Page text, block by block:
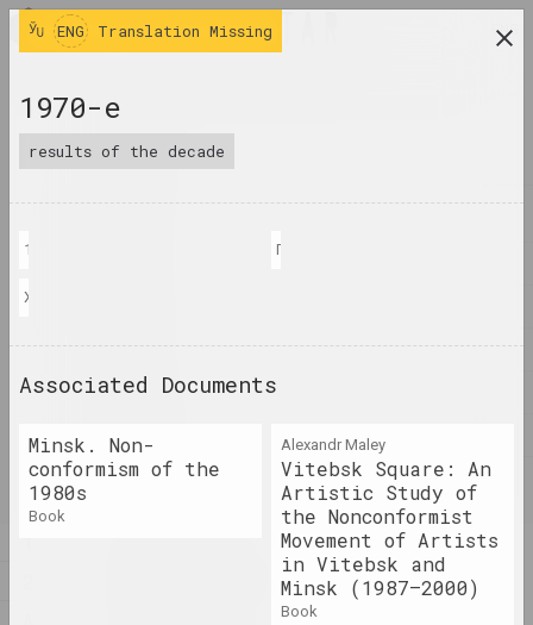
art
JOURNAL
EVENTS
ARTWORKS
DOCUMENTS
INFO
ENG
1902 год
results of the year
ENG Translation Missing
1970-е
results of the decade
15 сентября 1974 года на пустыре в Беляево под Москвой власти
Петр Машеров в Мемориальном
Художник Гавриил Ващенко в своей мастерской, 1977 год
Associated Documents
Minsk. Non-
conformism of the
1980s
book
Alexandr Maley
Vitebsk Square: An
Artistic Study of
the Nonconformist
Movement of Artists
in Vitebsk and
Minsk (1987–2000)
book